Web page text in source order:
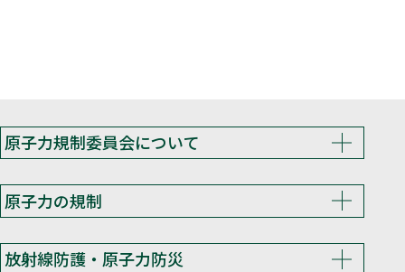
原子力規制委員会について
原子力の規制
放射線防護・原子力防災